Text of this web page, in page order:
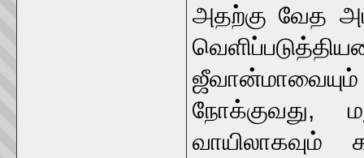
அதற்கு வேத
நோக்குவது,
வாயிலாகவும்